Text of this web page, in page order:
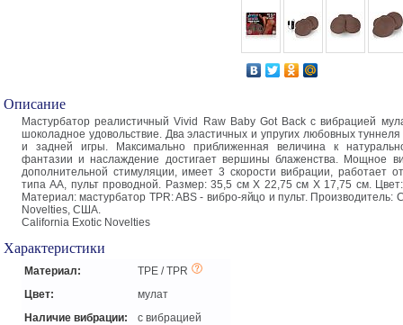
Описание
Мастурбатор реалистичный Vivid Raw Baby Got Back с вибрацией
шоколадное удовольствие. Два эластичных и упругих любовных
и задней игры. Максимально приближенная величина к
фантазии и наслаждение достигает вершины блаженства. Мощное
дополнительной стимуляции, имеет 3 скорости вибрации, работает
типа АА, пульт проводной. Размер: 35,5 см Х 22,75 см Х 17,75 см.
Материал: мастурбатор TPR: ABS - вибро-яйцо и пульт. Производитель:
Novelties, США.
California Exotic Novelties
Характеристики
Материал:
TPE / TPR
Цвет:
мулат
Наличие вибрации:
с вибрацией